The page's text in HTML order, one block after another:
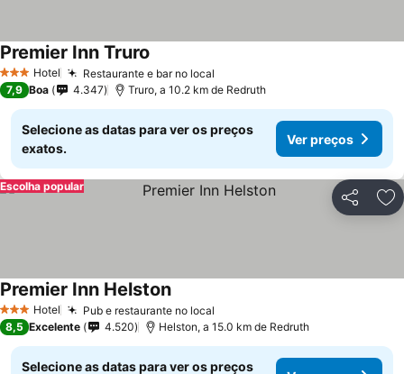
3 EstrelasHotel Restaurante e bar no local
Premier Inn Truro
7,9 Boa 4.347 Truro, a 10.2 km de Redruth
Selecione as datas para ver os preços
exatos.
Ver preços
Partilhar
Escolha popular
3 EstrelasHotel Pub e restaurante no local
Premier Inn Helston
8,5 Excelente 4.520 Helston, a 15.0 km de Redruth
Selecione as datas para ver os preços